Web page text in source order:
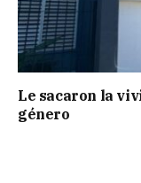
Le sacaron la
género